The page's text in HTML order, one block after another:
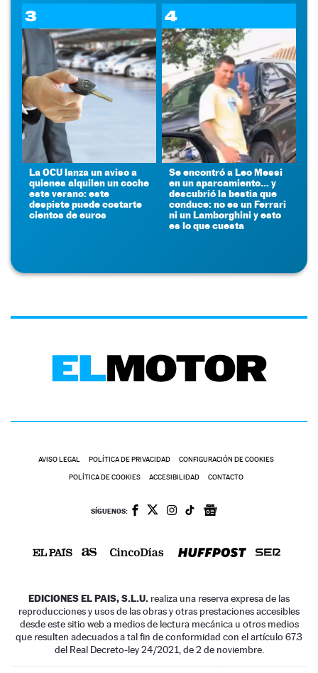
3
La OCU lanza un aviso a
quienes alquilen un coche
este verano: este
despiste puede costarte
cientos de euros
4
Se encontró a Leo Messi
en un aparcamiento... y
descubrió la bestia que
conduce: no es un Ferrari
ni un Lamborghini y esto
es lo que cuesta
AVISO LEGAL POLÍTICA DE PRIVACIDAD CONFIGURACIÓN DE COOKIES
POLÍTICA DE COOKIES ACCESIBILIDAD CONTACTO
SÍGUENOS:
EDICIONES EL PAIS, S.L.U. realiza una reserva expresa de las
reproducciones y usos de las obras y otras prestaciones accesibles
desde este sitio web a medios de lectura mecánica u otros medios
que resulten adecuados a tal fin de conformidad con el artículo 67.3
del Real Decreto-ley 24/2021, de 2 de noviembre.